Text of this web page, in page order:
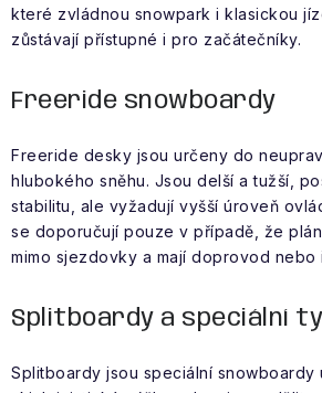
které zvládnou snowpark i klasickou
zůstávají přístupné i pro začátečníky.
Freeride snowboardy
Freeride desky jsou určeny do
hlubokého sněhu. Jsou delší a tužší,
stabilitu, ale vyžadují vyšší úroveň
se doporučují pouze v případě, že
mimo sjezdovky a mají doprovod nebo
Splitboardy a speciální
Splitboardy jsou speciální snowboardy